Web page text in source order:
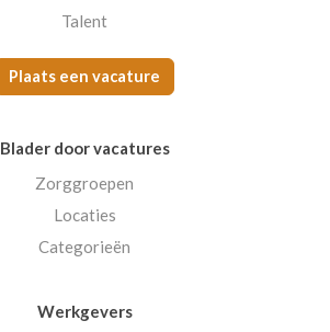
Talent
Plaats een vacature
Blader door vacatures
Zorggroepen
Locaties
Categorieën
Werkgevers